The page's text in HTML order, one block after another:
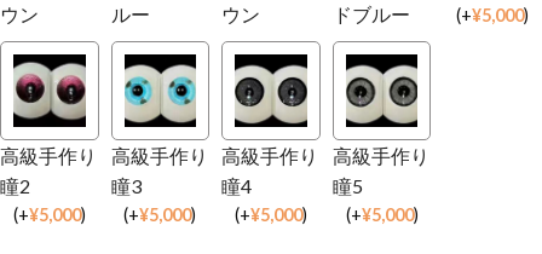
ウン
ルー
ウン
ドブルー
(+¥5,000)
高級手作り
瞳2
(+¥5,000)
高級手作り
瞳3
(+¥5,000)
高級手作り
瞳4
(+¥5,000)
高級手作り
瞳5
(+¥5,000)